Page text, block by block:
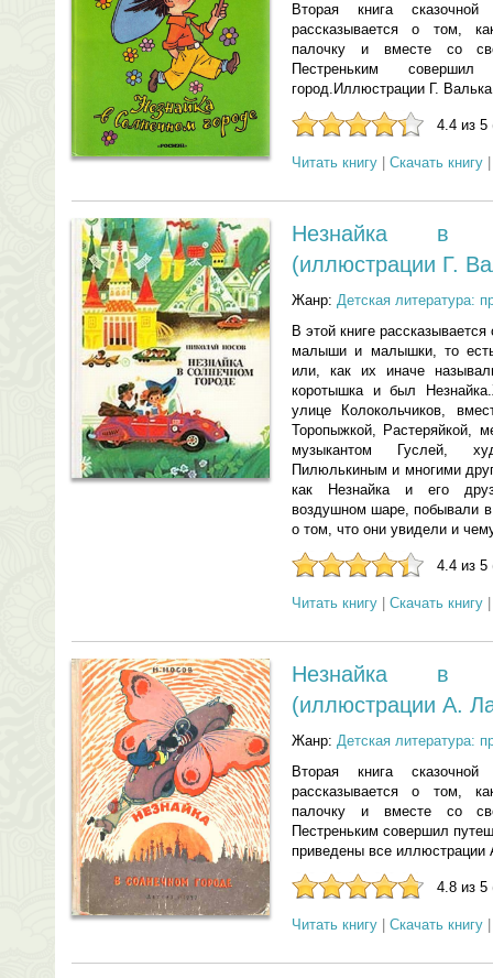
Вторая книга
рассказывается о том,
палочку и вместе со
Пестреньким
город.Иллюстрации Г. Валька
4.4 из 5
Читать книгу Скачать книгу
Незнайка в
(иллюстрации Г.
Жанр: Детская литература:
В этой книге
малыши и малышки, то
или, как их иначе
коротышка и был
улице Колокольчиков,
Торопыжкой, Растеряйкой,
музыкантом Гуслей,
Пилюлькиным и многими
как Незнайка и его
воздушном шаре, побывали
о том, что они увидели и
4.4 из 5
Читать книгу Скачать книгу
Незнайка в
(иллюстрации А.
Жанр: Детская литература:
Вторая книга
рассказывается о том,
палочку и вместе со
Пестреньким совершил
приведены все иллюстрации
4.8 из 5
Читать книгу Скачать книгу